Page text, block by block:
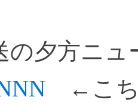
の夕方ニュ
←こち